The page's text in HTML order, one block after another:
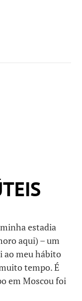
estadia
aqui) – um
ao meu hábito
tempo. É
em Moscou foi